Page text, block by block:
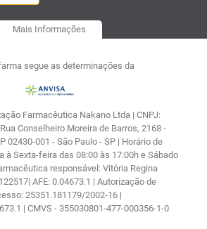
Mais Informações
segue as determinações da
Farmacêutica Nakano Ltda | CNPJ:
Conselheiro Moreira de Barros, 2168 -
02430-001 - São Paulo - SP | Horário de
à Sexta-feira das 08:00 às 17:00h e Sábado
responsável: Vitória Regina
AFE: 0.04673.1 | Autorização de
25351.181179/2002-16 |
| CMVS - 355030801-477-000356-1-0